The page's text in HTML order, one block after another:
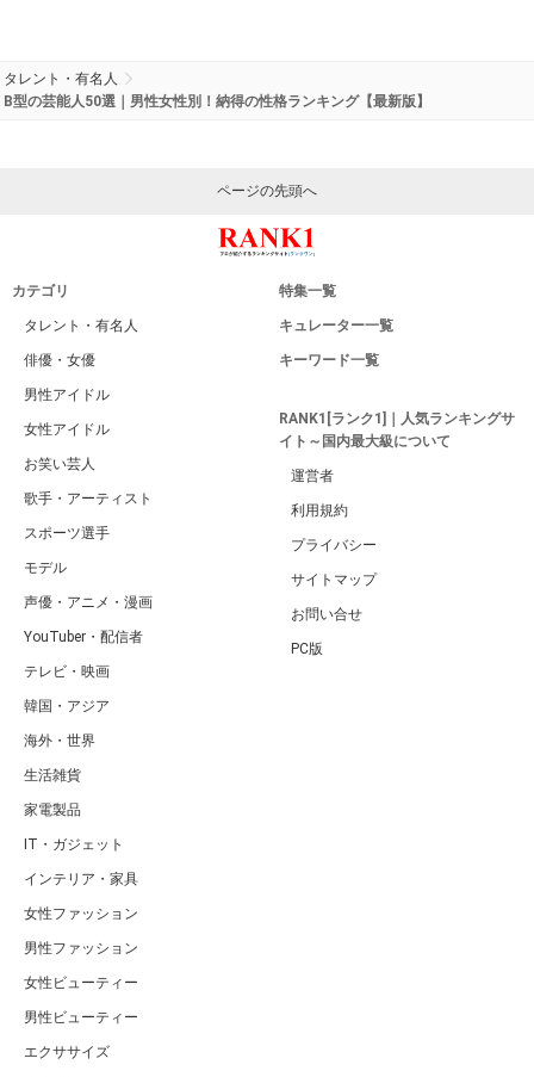
タレント・有名人
B型の芸能人50選｜男性女性別！納得の性格ランキング【最新版】
ページの先頭へ
カテゴリ
タレント・有名人
俳優・女優
男性アイドル
女性アイドル
お笑い芸人
歌手・アーティスト
スポーツ選手
モデル
声優・アニメ・漫画
YouTuber・配信者
テレビ・映画
韓国・アジア
海外・世界
生活雑貨
家電製品
IT・ガジェット
インテリア・家具
女性ファッション
男性ファッション
女性ビューティー
男性ビューティー
エクササイズ
特集一覧
キュレーター一覧
キーワード一覧
RANK1[ランク1]｜人気ランキングサ
イト～国内最大級について
運営者
利用規約
プライバシー
サイトマップ
お問い合せ
PC版